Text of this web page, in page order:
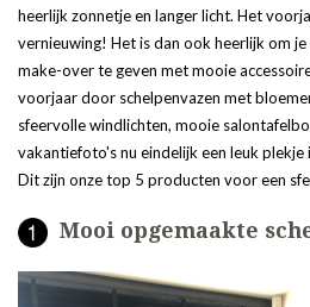
heerlijk zonnetje en langer licht. Het
vernieuwing! Het is dan ook heerlijk om
make-over te geven met mooie
voorjaar door schelpenvazen met
sfeervolle windlichten, mooie
vakantiefoto's nu eindelijk een leuk plekje
Dit zijn onze top 5 producten voor een
Mooi opgemaakte